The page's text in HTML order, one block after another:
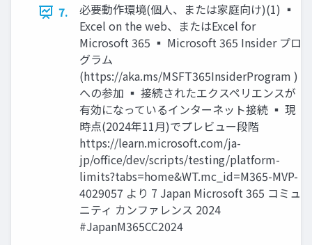
7.
必要動作環境(個人、または家庭向け)(1) ▪
Excel on the web、またはExcel for
Microsoft 365 ▪ Microsoft 365 Insider プロ
グラム
(https://aka.ms/MSFT365InsiderProgram )
への参加 ▪ 接続されたエクスペリエンスが
有効になっているインターネット接続 ▪ 現
時点(2024年11月)でプレビュー段階
https://learn.microsoft.com/ja-
jp/office/dev/scripts/testing/platform-
limits?tabs=home&WT.mc_id=M365-MVP-
4029057 より 7 Japan Microsoft 365 コミュ
ニティ カンファレンス 2024
#JapanM365CC2024